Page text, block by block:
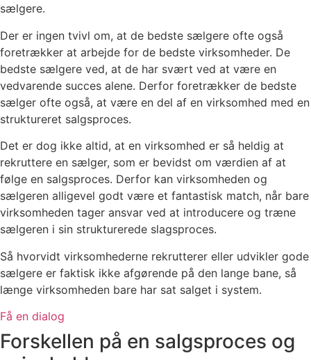
sælgere.
Der er ingen tvivl om, at de bedste sælgere ofte også
foretrækker at arbejde for de bedste virksomheder. De
bedste sælgere ved, at de har svært ved at være en
vedvarende succes alene. Derfor foretrækker de bedste
sælger ofte også, at være en del af en virksomhed med en
struktureret salgsproces.
Det er dog ikke altid, at en virksomhed er så heldig at
rekruttere en sælger, som er bevidst om værdien af at
følge en salgsproces. Derfor kan virksomheden og
sælgeren alligevel godt være et fantastisk match, når bare
virksomheden tager ansvar ved at introducere og træne
sælgeren i sin strukturerede slagsproces.
Så hvorvidt virksomhederne rekrutterer eller udvikler gode
sælgere er faktisk ikke afgørende på den lange bane, så
længe virksomheden bare har sat salget i system.
Få en dialog
Forskellen på en salgsproces og